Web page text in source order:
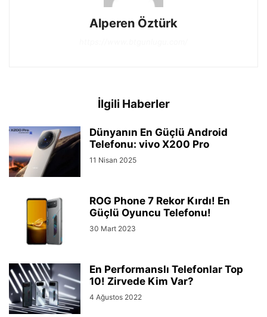
Alperen Öztürk
İlgili Haberler
Dünyanın En Güçlü Android
Telefonu: vivo X200 Pro
11 Nisan 2025
ROG Phone 7 Rekor Kırdı! En
Güçlü Oyuncu Telefonu!
30 Mart 2023
En Performanslı Telefonlar Top
10! Zirvede Kim Var?
4 Ağustos 2022